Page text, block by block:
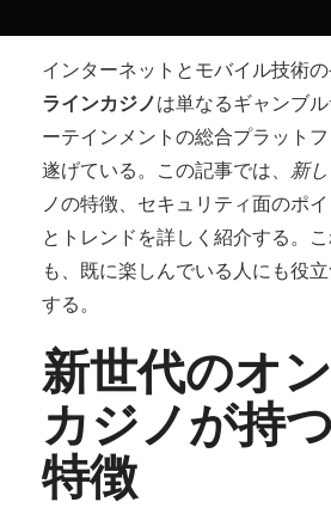
インターネットとモバイル技術の
ラインカジノは単なるギャンブ
ーテインメントの総合プラット
遂げている。この記事では、 新
ノの特徴、セキュリティ面のポ
とトレンドを詳しく紹介する。
も、既に楽しんでいる人にも役
する。
新世代のオ
カジノが持
特徴